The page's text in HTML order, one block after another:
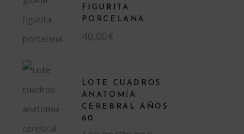
FIGURITA
PORCELANA
40,00€
LOTE CUADROS
ANATOMÍA
CEREBRAL AÑOS
60